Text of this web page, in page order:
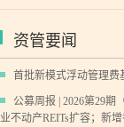
资管要闻
首批新模式浮动管理费
公募周报 | 2026第29期
业不动产REITs扩容；新